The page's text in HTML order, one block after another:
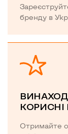
бренду в
КОРИСНІ
Отримайте